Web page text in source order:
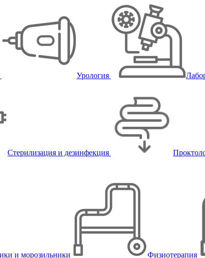
Урология
Стерилизация и дезинфекция
и морозильники Физиотерапия